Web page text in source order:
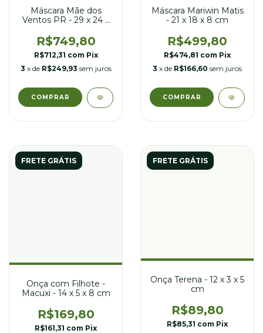
Máscara Mãe dos
Ventos PR - 29 x 24 x
R$749,80
R$712,31 com Pix
3 x de R$249,93 sem juros
Máscara Mariwin Matis
- 21 x 18 x 8 cm
R$499,80
R$474,81 com Pix
3 x de R$166,60 sem juros
FRETE GRÁTIS
Onça com Filhote -
Macuxi - 14 x 5 x 8 cm
R$169,80
R$161,31 com Pix
FRETE GRÁTIS
Onça Terena - 12 x 3 x 5
cm
R$89,80
R$85,31 com Pix